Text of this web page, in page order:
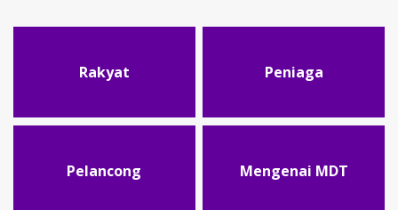
Rakyat Peniaga
Pelancong Mengenai MDT